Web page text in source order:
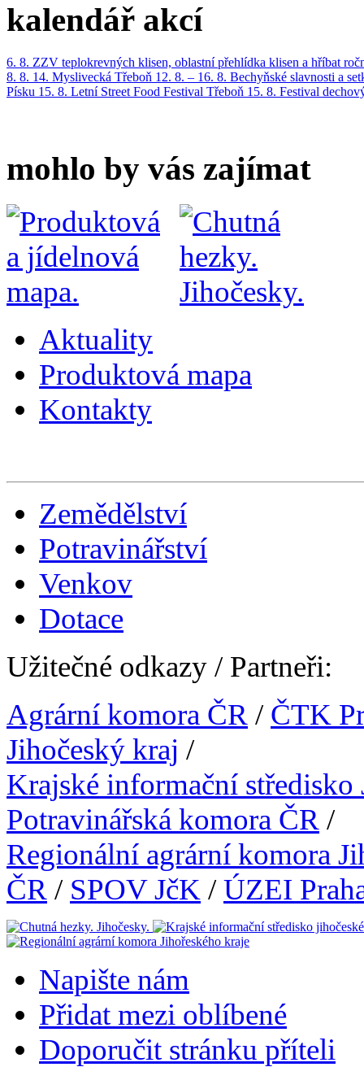
kalendář akcí
6. 8. ZZV teplokrevných klisen, oblastní přehlídka klisen a hříbat
8. 8. 14. Myslivecká Třeboň 12. 8. – 16. 8. Bechyňské slavnosti a
Písku 15. 8. Letní Street Food Festival Třeboň 15. 8. Festival
mohlo by vás zajímat
Aktuality
Produktová mapa
Kontakty
Zemědělství
Potravinářství
Venkov
Dotace
Užitečné odkazy / Partneři:
Agrární komora ČR / ČTK
Jihočeský kraj /
Krajské informační středisko
Potravinářská komora ČR /
Regionální agrární komora
ČR / SPOV JčK /ÚZEI
Napište nám
Přidat mezi oblíbené
Doporučit stránku příteli